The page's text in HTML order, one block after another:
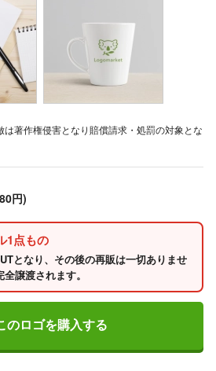
著作権侵害となり賠償請求・処罰の対象とな
円)
1点もの
となり、その後の再販は一切ありませ
譲渡されます。
のロゴを購入する